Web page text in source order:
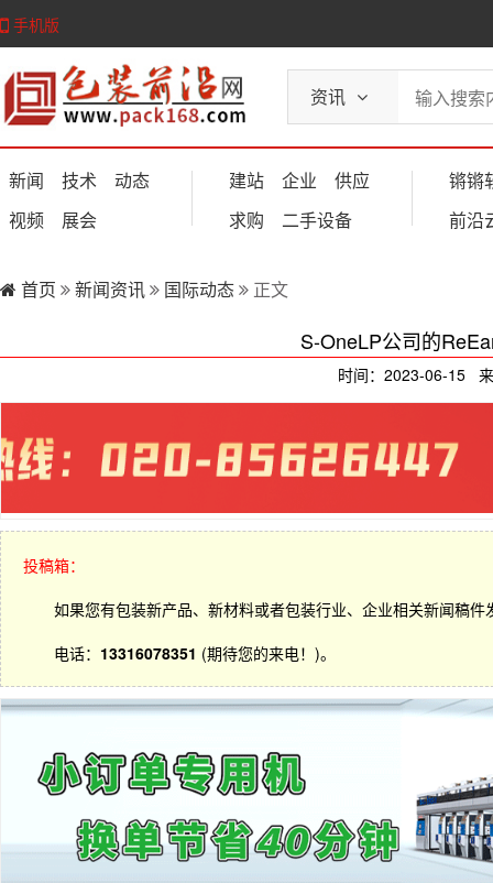
手机版
资讯
新闻 技术
动态
视频
展会
建站 企业
供应
求购
二手设备
锵锵
前沿
首页 新闻资讯 国际动态 正文
S-OneLP公司的
时间：2023-06-15
投稿箱：
如果您有包装新产品、新材料或者包装行业、企业相关新闻稿
电话： 13316078351 (期待您的来电！)。